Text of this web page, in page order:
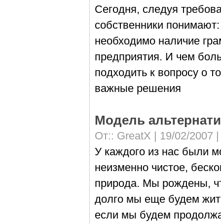
Сегодня, следуя
собственники
необходимо наличие
предприятия. И чем
подходить к вопросу о
важные решения
Модель
От:: GreatX | 19/02/2007
У каждого из нас были
неизменно чистое,
природа. Мы рождены,
долго мы еще будем
если мы будем